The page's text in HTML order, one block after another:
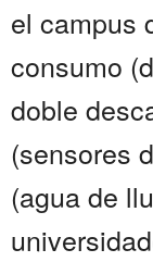
el campus
consumo
doble
(sensores
(agua de